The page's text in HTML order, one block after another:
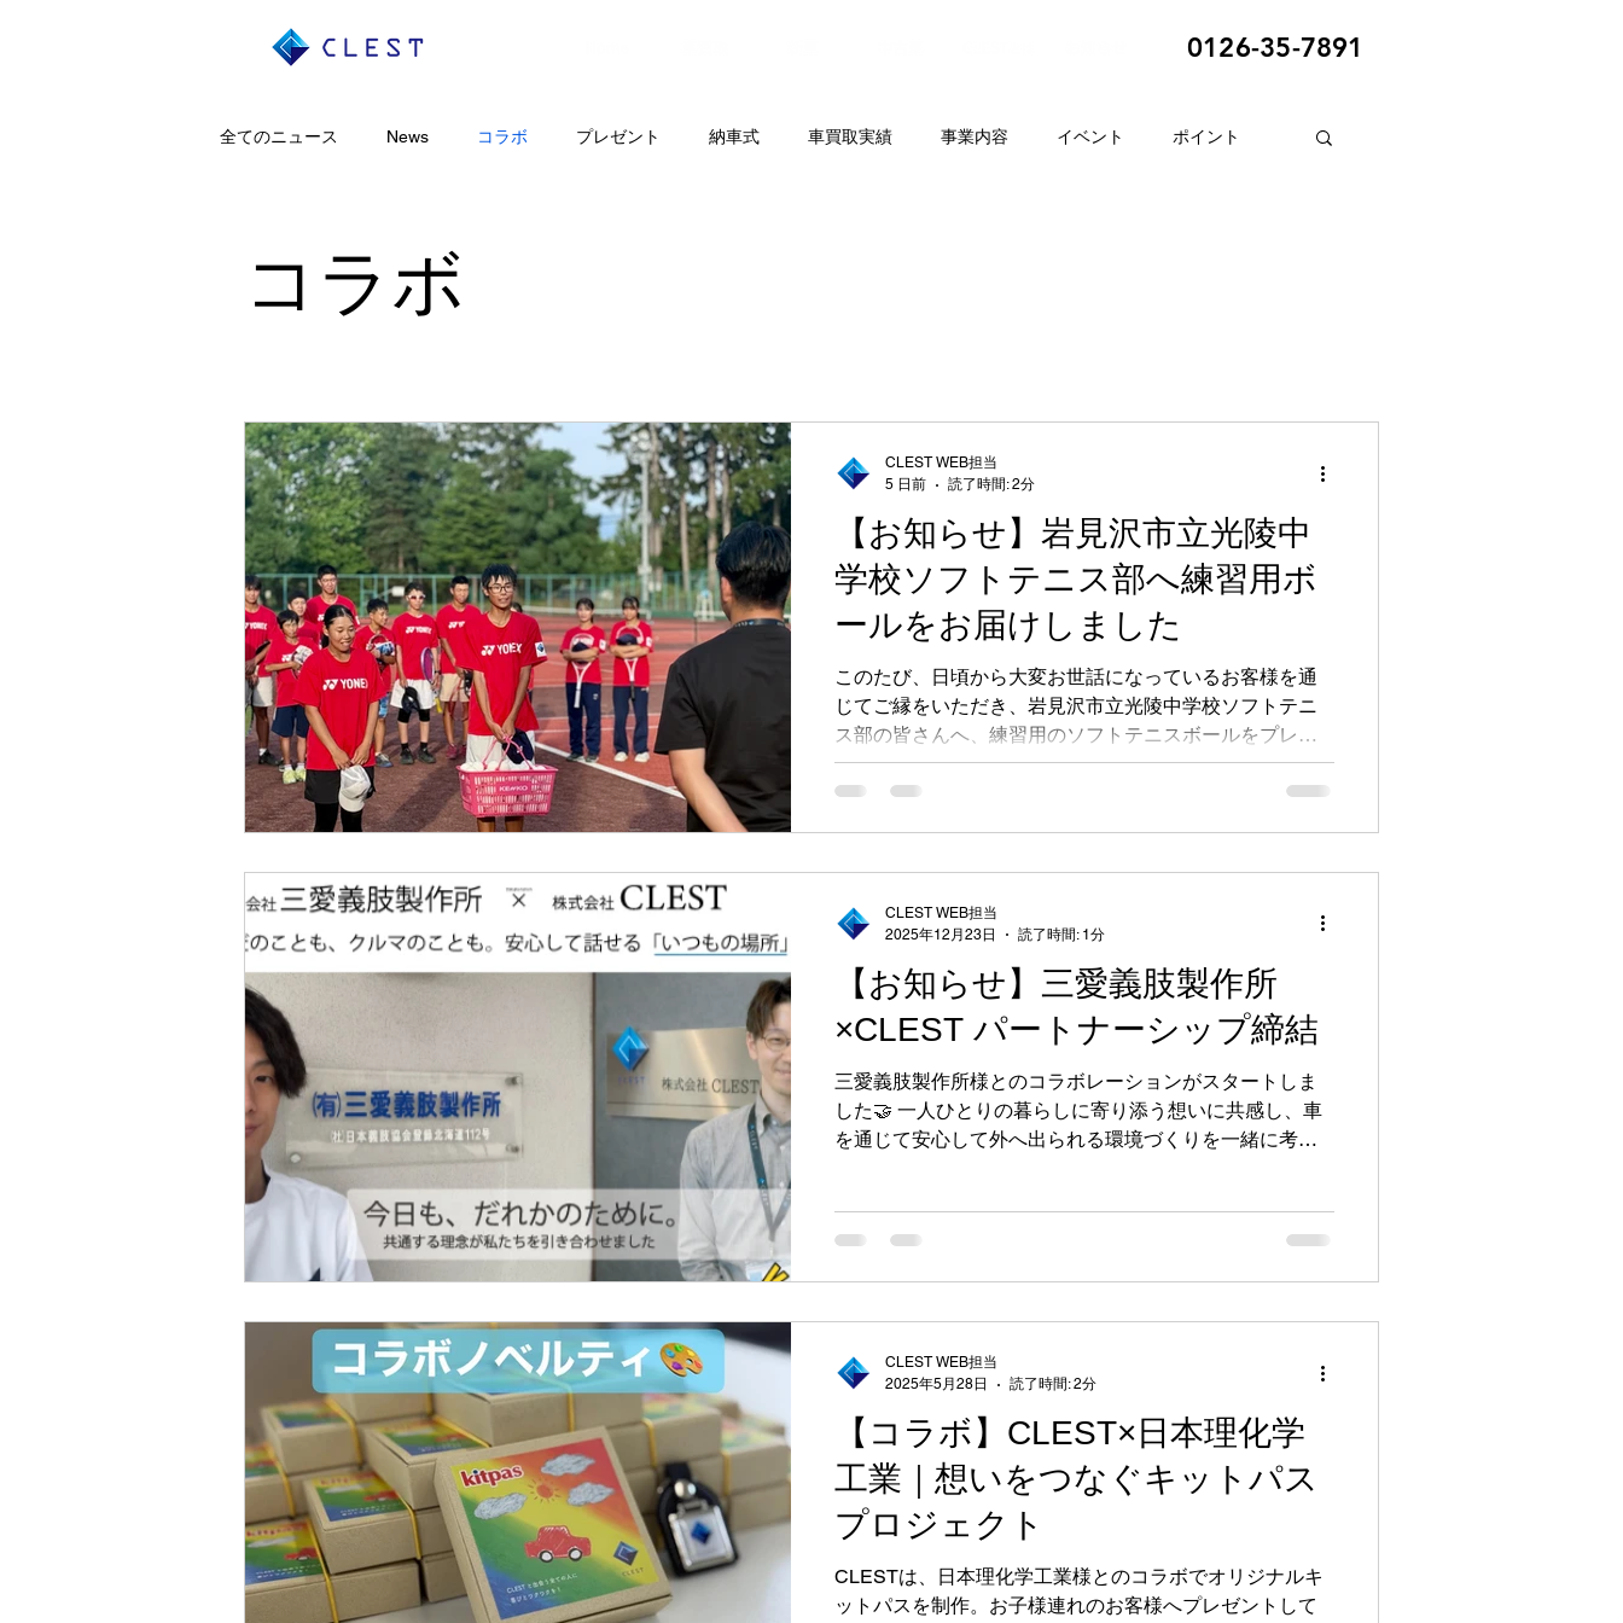
0126-35-7891
全てのニュース News コラボ プレゼント 納車式 車買取実績 事業内容 イベント ポイント
コラボ
【お知らせ】岩見沢市立光陵中
学校ソフトテニス部へ練習用ボ
ールをお届けしました
このたび、日頃から大変お世話になっているお客様を通
じてご縁をいただき、岩見沢市立光陵中学校ソフトテニ
ス部の皆さんへ、練習用のソフトテニスボールをプレゼ
ントさせていただきました！
CLEST WEB担当
5 日前
読了時間: 2分
【お知らせ】三愛義肢製作所
×CLEST パートナーシップ締結
三愛義肢製作所様とのコラボレーションがスタートしま
した🤝 一人ひとりの暮らしに寄り添う想いに共感し、車
を通じて安心して外へ出られる環境づくりを一緒に考え
CLEST WEB担当
2025年12月23日
読了時間: 1分
【コラボ】CLEST×日本理化学
工業｜想いをつなぐキットパス
プロジェクト
CLESTは、日本理化学工業様とのコラボでオリジナルキ
ットパスを制作。お子様連れのお客様へプレゼントして
CLEST WEB担当
2025年5月28日
読了時間: 2分